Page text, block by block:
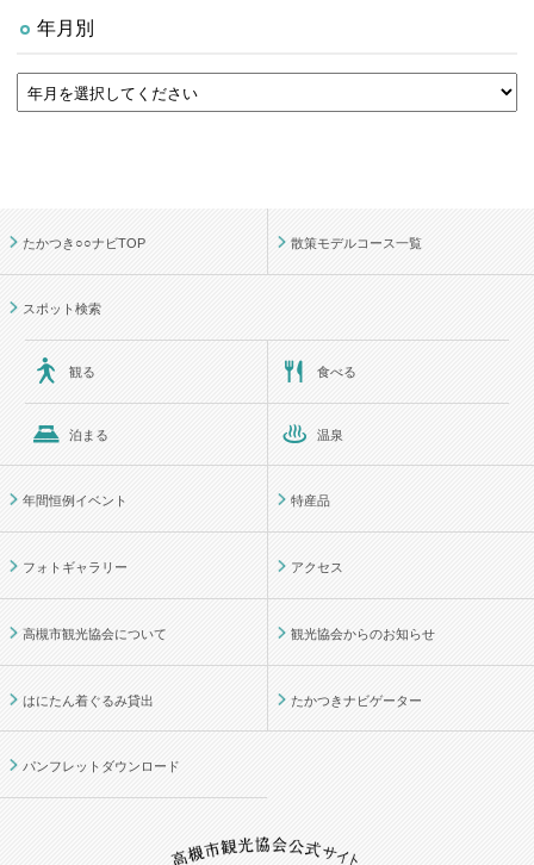
年月別
たかつき○○ナビTOP 散策モデルコース一覧
スポット検索
観る 食べる
泊まる 温泉
年間恒例イベント 特産品
フォトギャラリー アクセス
高槻市観光協会について 観光協会からのお知らせ
はにたん着ぐるみ貸出 たかつきナビゲーター
パンフレットダウンロード